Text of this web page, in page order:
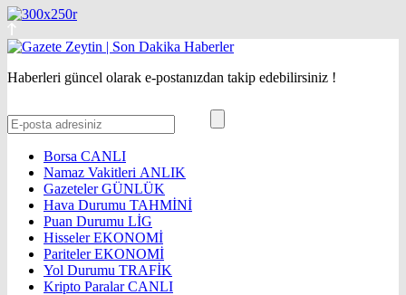
Haberleri güncel olarak e-postanızdan takip edebilirsiniz !
Borsa CANLI
Namaz Vakitleri ANLIK
GazetelerGÜNLÜK
Hava Durumu TAHMİNİ
Puan Durumu LİG
HisselerEKONOMİ
ParitelerEKONOMİ
Yol Durumu TRAFİK
Kripto ParalarCANLI